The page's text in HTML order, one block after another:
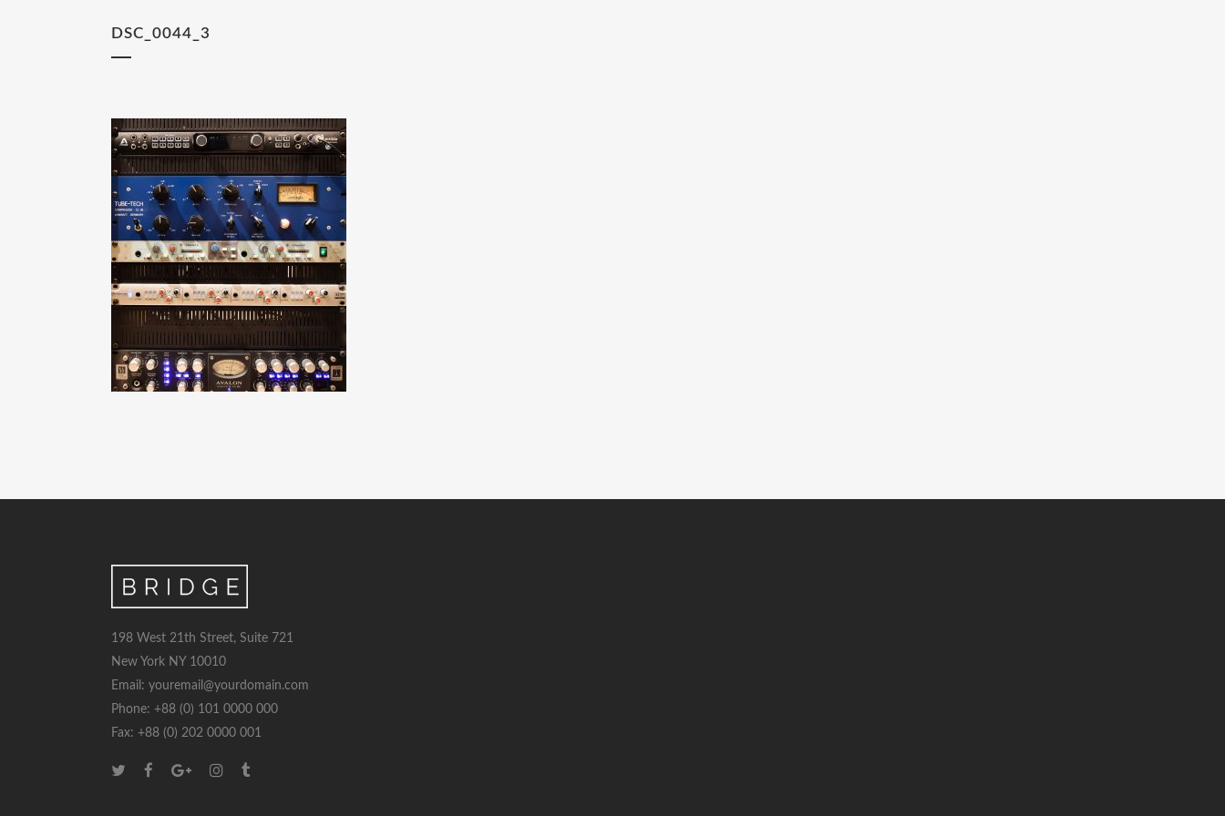
DSC_0044_3
198 West 21th Street, Suite 721
New York NY 10010
Email: youremail@yourdomain.com
Phone: +88 (0) 101 0000 000
Fax: +88 (0) 202 0000 001